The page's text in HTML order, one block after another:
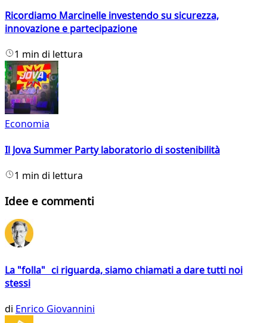
Ricordiamo Marcinelle investendo su sicurezza,
innovazione e partecipazione
1 min di lettura
Economia
Il Jova Summer Party laboratorio di sostenibilità
1 min di lettura
Idee e commenti
La "folla" ci riguarda, siamo chiamati a dare tutti noi
stessi
di Enrico Giovannini